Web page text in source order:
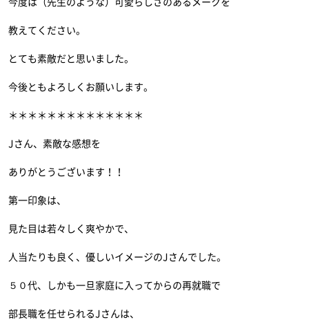
教えてください。
とても素敵だと思いました。
今後ともよろしくお願いします。
＊＊＊＊＊＊＊＊＊＊＊＊＊＊
Jさん、素敵な感想を
ありがとうございます！！
第一印象は、
見た目は若々しく爽やかで、
人当たりも良く、優しいイメージのJさんでした。
５０代、しかも一旦家庭に入ってからの再就職で
部長職を任せられるJさんは、